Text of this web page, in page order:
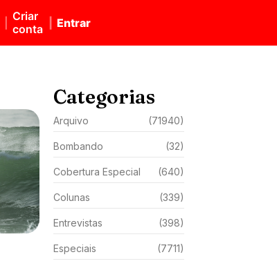
Criar
conta
Entrar
Categorias
Arquivo (71940)
Bombando (32)
Cobertura Especial (640)
Colunas (339)
Entrevistas (398)
Especiais (7711)